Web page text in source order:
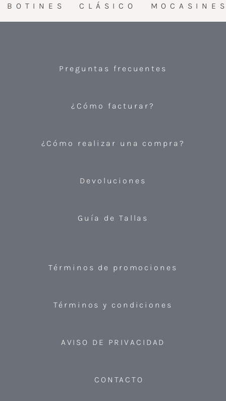
BOTINES CLÁSICO
Preguntas frecuentes
¿Cómo facturar?
¿Cómo realizar una compra?
Devoluciones
Guía de Tallas
Términos de promociones
Términos y condiciones
AVISO DE PRIVACIDAD
CONTACTO